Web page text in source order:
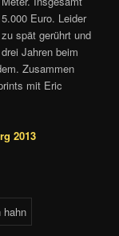
Euro. Leider
spät gerührt und
Jahren beim
Zusammen
mit Eric
2013